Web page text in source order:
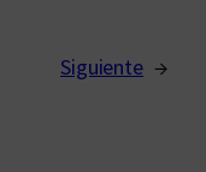
Siguiente →